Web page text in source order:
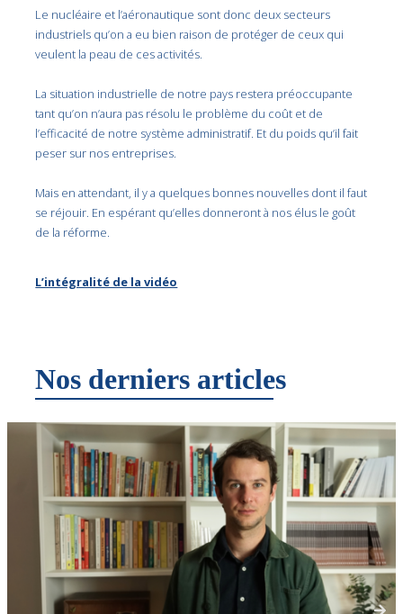
Le nucléaire et l’aéronautique sont donc deux secteurs
industriels qu’on a eu bien raison de protéger de ceux qui
veulent la peau de ces activités.
La situation industrielle de notre pays restera préoccupante
tant qu’on n’aura pas résolu le problème du coût et de
l’efficacité de notre système administratif. Et du poids qu’il fait
peser sur nos entreprises.
Mais en attendant, il y a quelques bonnes nouvelles dont il faut
se réjouir. En espérant qu’elles donneront à nos élus le goût
de la réforme.
L’intégralité de la vidéo
Nos derniers articles